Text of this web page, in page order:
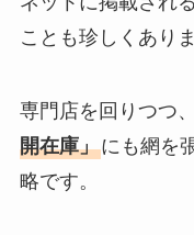
ことも珍しくあり
専門店を回りつつ
開在庫」にも網を
略です。